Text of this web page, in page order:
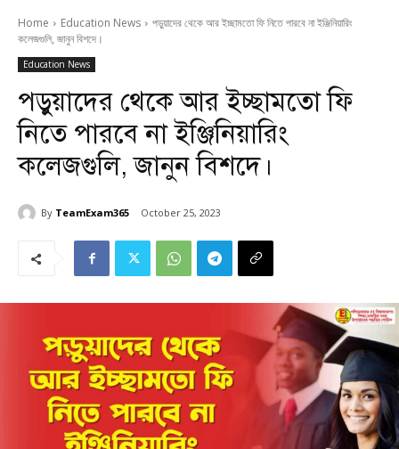
Home Education News
পড়ুয়াদের থেকে আর ইচ্ছামতো ফি নিতে পারবে না ইঞ্জিনিয়ারিং
কলেজগুলি, জানুন বিশদে।
Education News
পড়ুয়াদের থেকে আর ইচ্ছামতো ফি
নিতে পারবে না ইঞ্জিনিয়ারিং
কলেজগুলি, জানুন বিশদে।
By TeamExam365 October 25, 2023